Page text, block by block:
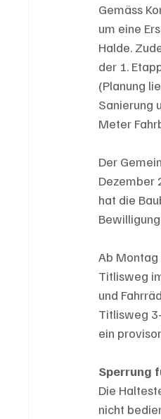
Gemäss
um eine
Halde.
der 1.
(Planung
Sanierung
Meter
Der
Dezember
hat die
Ab
Titlisweg
und
Titlisweg
ein
Sperrung
Die
nicht